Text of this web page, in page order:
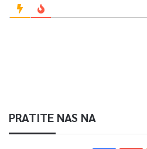
PRATITE NAS NA